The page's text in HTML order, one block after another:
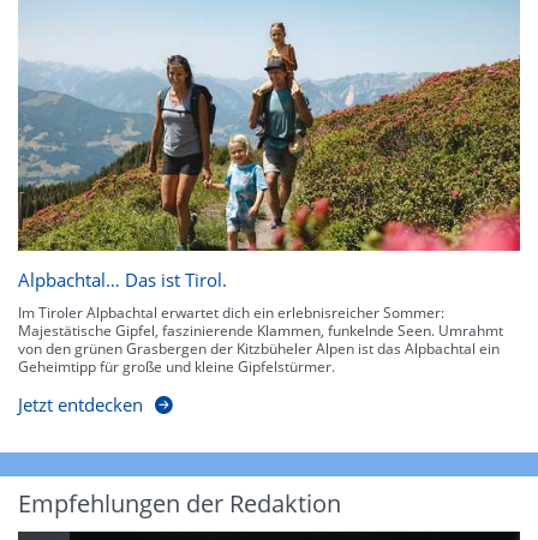
Alpbachtal… Das ist Tirol.
Im Tiroler Alpbachtal erwartet dich ein erlebnisreicher Sommer:
Majestätische Gipfel, faszinierende Klammen, funkelnde Seen. Umrahmt
von den grünen Grasbergen der Kitzbüheler Alpen ist das Alpbachtal ein
Geheimtipp für große und kleine Gipfelstürmer.
Jetzt entdecken
Empfehlungen der Redaktion